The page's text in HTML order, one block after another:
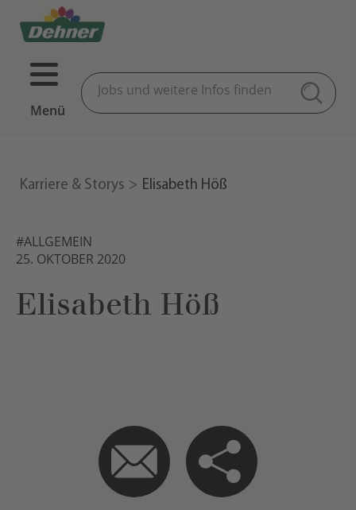
Menü
Karriere & Storys Elisabeth Höß
#ALLGEMEIN
25. OKTOBER 2020
Elisabeth Höß